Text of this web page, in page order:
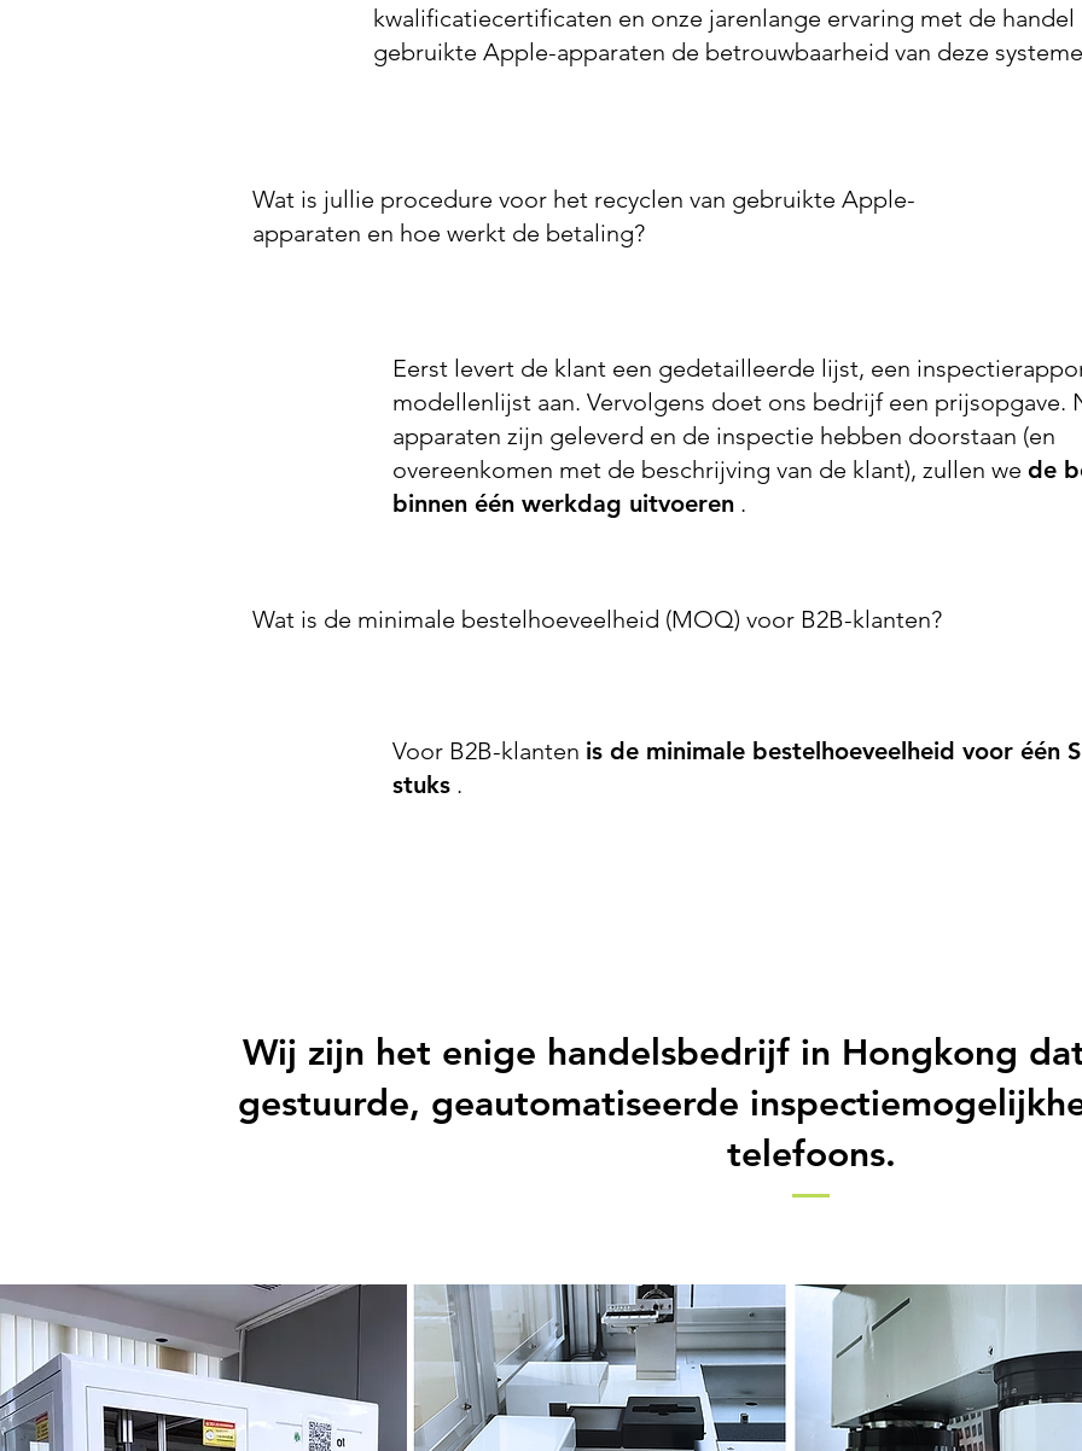
kwalificatiecertificaten en onze jarenlange ervaring met de handel
gebruikte Apple-apparaten de betrouwbaarheid van deze
Wat is jullie procedure voor het recyclen van gebruikte Apple-
apparaten en hoe werkt de betaling?
Eerst levert de klant een gedetailleerde lijst, een
modellenlijst aan. Vervolgens doet ons bedrijf een prijsopgave.
apparaten zijn geleverd en de inspectie hebben doorstaan (en
overeenkomen met de beschrijving van de klant), zullen we de
binnen één werkdag uitvoeren .
Wat is de minimale bestelhoeveelheid (MOQ) voor B2B-klanten?
Voor B2B-klanten is de minimale bestelhoeveelheid voor één
stuks .
Wij zijn het enige handelsbedrijf in Hongkong
gestuurde, geautomatiseerde
telefoons.